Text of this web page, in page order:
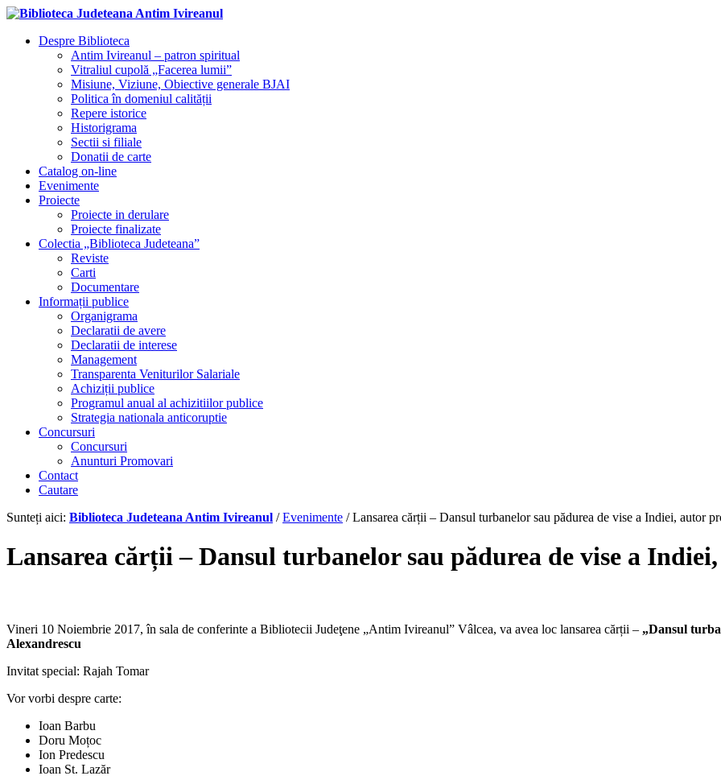
Despre Biblioteca
Antim Ivireanul – patron spiritual
Vitraliul cupolă „Facerea lumii”
Misiune, Viziune, Obiective generale BJAI
Politica în domeniul calității
Repere istorice
Historigrama
Sectii si filiale
Donatii de carte
Catalog on-line
Evenimente
Proiecte
Proiecte in derulare
Proiecte finalizate
Colectia „Biblioteca Judeteana”
Reviste
Carti
Documentare
Informații publice
Organigrama
Declaratii de avere
Declaratii de interese
Management
Transparenta Veniturilor Salariale
Achiziții publice
Programul anual al achizitiilor publice
Strategia nationala anticoruptie
Concursuri
Concursuri
Anunturi Promovari
Contact
Cautare
Sunteți aici: Biblioteca Judeteana Antim Ivireanul / Evenimente / Lansarea cărții – Dansul turbanelor sau pădurea de vise a Indiei, autor
Lansarea cărții – Dansul turbanelor sau pădurea de vise a
Vineri 10 Noiembrie 2017, în sala de conferinte a Bibliotecii Judeţene „Antim Ivireanul” Vâlcea, va avea loc lansarea cărții – „Dansul
Alexandrescu
Invitat special: Rajah Tomar
Vor vorbi despre carte:
Ioan Barbu
Doru Moțoc
Ion Predescu
Ioan St. Lazăr